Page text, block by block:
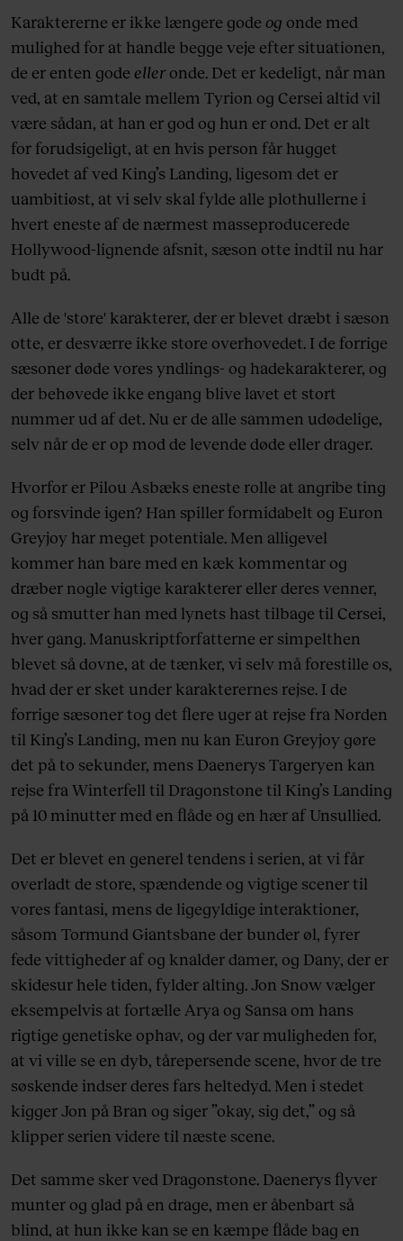
Karaktererne er ikke længere gode og onde med
mulighed for at handle begge veje efter situationen,
de er enten gode eller onde. Det er kedeligt, når man
ved, at en samtale mellem Tyrion og Cersei altid vil
være sådan, at han er god og hun er ond. Det er alt
for forudsigeligt, at en hvis person får hugget
hovedet af ved King’s Landing, ligesom det er
uambitiøst, at vi selv skal fylde alle plothullerne i
hvert eneste af de nærmest masseproducerede
Hollywood-lignende afsnit, sæson otte indtil nu har
budt på.
Alle de 'store' karakterer, der er blevet dræbt i sæson
otte, er desværre ikke store overhovedet. I de forrige
sæsoner døde vores yndlings- og hadekarakterer, og
der behøvede ikke engang blive lavet et stort
nummer ud af det. Nu er de alle sammen udødelige,
selv når de er op mod de levende døde eller drager.
Hvorfor er Pilou Asbæks eneste rolle at angribe ting
og forsvinde igen? Han spiller formidabelt og Euron
Greyjoy har meget potentiale. Men alligevel
kommer han bare med en kæk kommentar og
dræber nogle vigtige karakterer eller deres venner,
og så smutter han med lynets hast tilbage til Cersei,
hver gang. Manuskriptforfatterne er simpelthen
blevet så dovne, at de tænker, vi selv må forestille os,
hvad der er sket under karakterernes rejse. I de
forrige sæsoner tog det flere uger at rejse fra Norden
til King’s Landing, men nu kan Euron Greyjoy gøre
det på to sekunder, mens Daenerys Targeryen kan
rejse fra Winterfell til Dragonstone til King’s Landing
på 10 minutter med en flåde og en hær af Unsullied.
Det er blevet en generel tendens i serien, at vi får
overladt de store, spændende og vigtige scener til
vores fantasi, mens de ligegyldige interaktioner,
såsom Tormund Giantsbane der bunder øl, fyrer
fede vittigheder af og knalder damer, og Dany, der er
skidesur hele tiden, fylder alting. Jon Snow vælger
eksempelvis at fortælle Arya og Sansa om hans
rigtige genetiske ophav, og der var muligheden for,
at vi ville se en dyb, tårepersende scene, hvor de tre
søskende indser deres fars heltedyd. Men i stedet
kigger Jon på Bran og siger ”okay, sig det,” og så
klipper serien videre til næste scene.
Det samme sker ved Dragonstone. Daenerys flyver
munter og glad på en drage, men er åbenbart så
blind, at hun ikke kan se en kæmpe flåde bag en